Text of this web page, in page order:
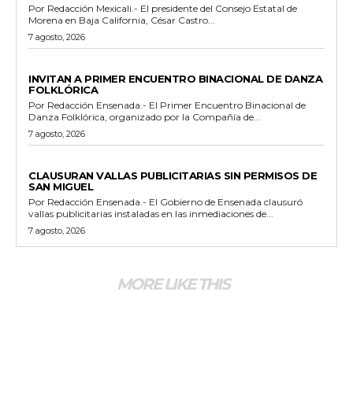
Por Redacción Mexicali.- El presidente del Consejo Estatal de
Morena en Baja California, César Castro...
7 agosto, 2026
INVITAN A PRIMER ENCUENTRO BINACIONAL DE DANZA
FOLKLÓRICA
Por Redacción Ensenada.- El Primer Encuentro Binacional de
Danza Folklórica, organizado por la Compañía de...
7 agosto, 2026
CLAUSURAN VALLAS PUBLICITARIAS SIN PERMISOS DE
SAN MIGUEL
Por Redacción Ensenada.- El Gobierno de Ensenada clausuró
vallas publicitarias instaladas en las inmediaciones de...
7 agosto, 2026
MORE LIKE THIS